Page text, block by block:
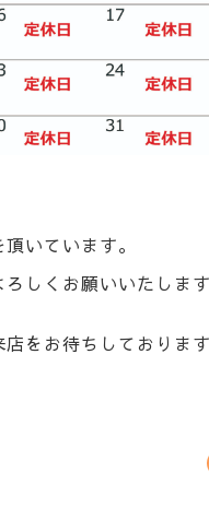
いています。
しくお願いいたします
をお待ちしております